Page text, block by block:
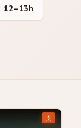
: 12–13h